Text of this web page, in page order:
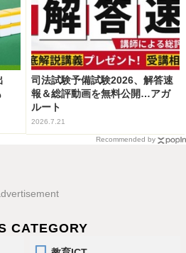
司法試験予備試験2026、解答速
報＆総評動画を無料公開…アガ
ルート
2026.7.21
Recommended by
CATEGORY